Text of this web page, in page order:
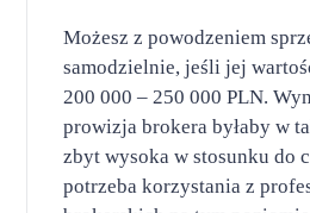
Możesz z powodzeniem
samodzielnie, jeśli jej
200 000 – 250 000 PLN.
prowizja brokera byłaby w
zbyt wysoka w stosunku do
potrzeba korzystania z